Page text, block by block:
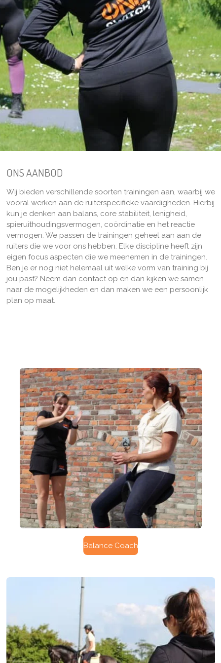
ONS AANBOD
Wij bieden verschillende soorten trainingen aan, waarbij we
vooral werken aan de ruiterspecifieke vaardigheden. Hierbij
kun je denken aan balans, core stabiliteit, lenigheid,
spieruithoudingsvermogen, coördinatie en het reactie
vermogen. We passen de trainingen geheel aan aan de
ruiters die we voor ons hebben. Elke discipline heeft zijn
eigen focus aspecten die we meenemen in de trainingen.
Ben je er nog niet helemaal uit welke vorm van training bij
jou past? Neem dan contact op en dan kijken we samen
naar de mogelijkheden en dan maken we een persoonlijk
plan op maat.
Balance Coach